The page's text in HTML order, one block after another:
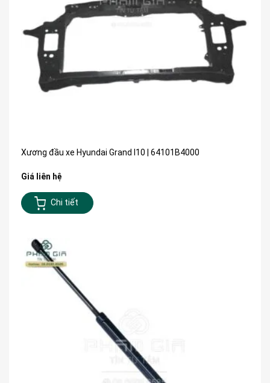
Xương đầu xe Hyundai Grand I10 | 64101B4000
Giá liên hệ
Chi tiết